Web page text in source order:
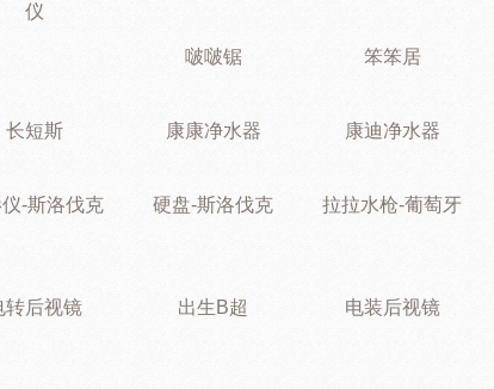
仪
啵啵锯 笨笨居
长短斯 康康净水器 康迪净水器
-斯洛伐克 硬盘-斯洛伐克 拉拉水枪-葡萄牙
转后视镜 出生B超 电装后视镜